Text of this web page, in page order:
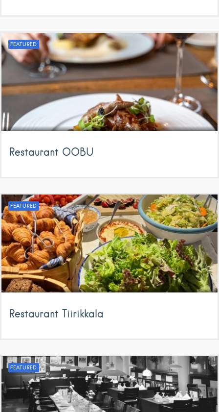
FEATURED
Restaurant OOBU
FEATURED
Restaurant Tiirikkala
FEATURED